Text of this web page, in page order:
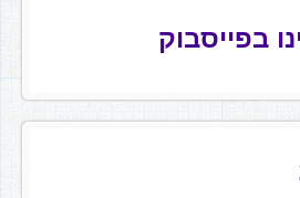
בפייסבוק